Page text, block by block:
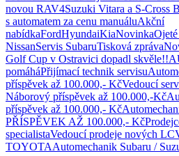
novou RAV4Suzuki Vitara a S-Cross
s automatem za cenu manuáluAkční
nabídkaFordHyundaiKiaNovinka
NissanServis SubaruTisková zpráva
Golf Cup v Ostravici dopadl skvěle!!
pomáháPřijímací technik servisu
příspěvek až 100.000,- KčVedoucí
Náborový příspěvek až 100.000,-Kč
příspěvek až 100.000,- Kč
PŘÍSPĚVEK AŽ 100.000,- Kč
specialistaVedoucí prodeje nových
TOYOTAAutomechanik Subaru /